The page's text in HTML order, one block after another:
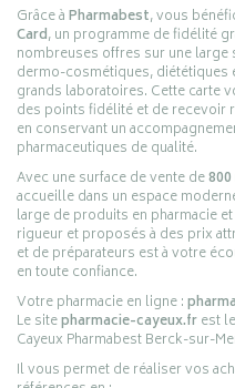
Grâce àPharmabest, vous
Card, un programme de fidélité
nombreuses offres sur une
dermo-cosmétiques,
grands laboratoires. Cette carte
des points fidélité et de recevoir
en conservant un
pharmaceutiques de qualité.
Avec une surface de vente de800
accueille dans un espace
large de produits en pharmacie
rigueur et proposés à des prix
et de préparateurs est à votre
en toute confiance.
Votre pharmacie en ligne :
Le sitepharmacie-cayeux.frest
Cayeux Pharmabest Berck-sur-
Il vous permet de réaliser vos